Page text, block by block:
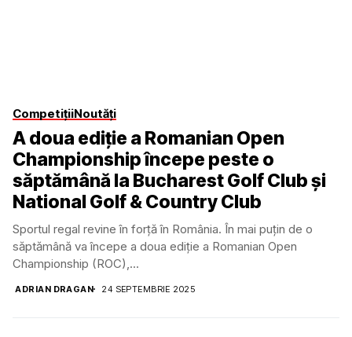
CompetițiiNoutăți
A doua ediție a Romanian Open
Championship începe peste o
săptămână la Bucharest Golf Club și
National Golf & Country Club
Sportul regal revine în forță în România. În mai puțin de o
săptămână va începe a doua ediție a Romanian Open
Championship (ROC),...
ADRIAN DRAGAN 24 SEPTEMBRIE 2025